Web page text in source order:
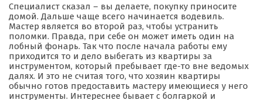
Специалист сказал – вы делаете, покупку приносите
домой. Дальше чаще всего начинается водевиль.
Мастер является во второй раз, чтобы устранить
поломки. Правда, при себе он может иметь один на
лобный фонарь. Так что после начала работы ему
приходится то и дело выбегать из квартиры за
инструментом, который пребывает где-то вне ведомых
далях. И это не считая того, что хозяин квартиры
обычно готов предоставить мастеру имеющиеся у него
инструменты. Интереснее бывает с болгаркой и